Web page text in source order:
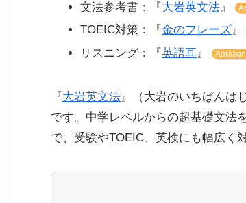
文法参考書：『大岩英文法』
TOEIC対策：『金のフレーズ
リスニング：『英語耳 』 Amazon
『大岩英文法 』（大岩のいちばんは
です。中学レベルからの超基礎文法
で、受験やTOEIC、英検にも幅広く